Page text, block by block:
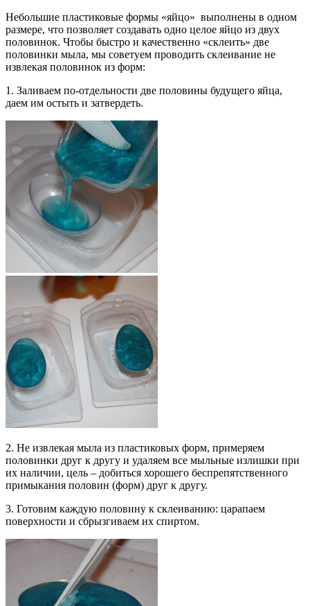
Небольшие пластиковые формы «яйцо» выполнены в одном
размере, что позволяет создавать одно целое яйцо из двух
половинок. Чтобы быстро и качественно «склеить» две
половинки мыла, мы советуем проводить склеивание не
извлекая половинок из форм:
1. Заливаем по-отдельности две половины будущего яйца,
даем им остыть и затвердеть.
2. Не извлекая мыла из пластиковых форм, примеряем
половинки друг к другу и удаляем все мыльные излишки при
их наличии, цель – добиться хорошего беспрепятственного
примыкания половин (форм) друг к другу.
3. Готовим каждую половину к склеиванию: царапаем
поверхности и сбрызгиваем их спиртом.